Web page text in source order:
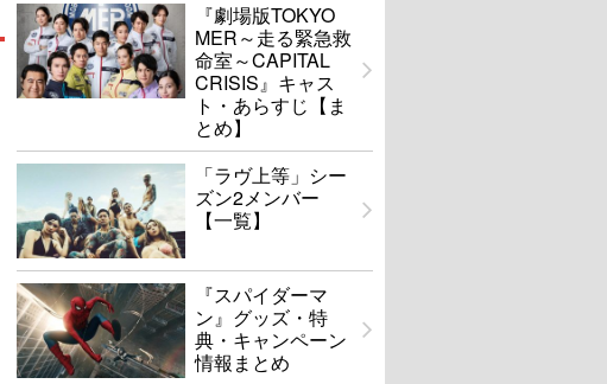
『劇場版TOKYO
MER～走る緊急救
命室～CAPITAL
CRISIS』キャス
ト・あらすじ【ま
とめ】
「ラヴ上等」シー
ズン2メンバー
【一覧】
『スパイダーマ
ン』グッズ・特
典・キャンペーン
情報まとめ